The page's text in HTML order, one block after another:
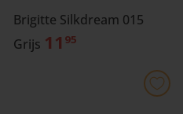
Brigitte Silkdream 015
Grijs 11 95